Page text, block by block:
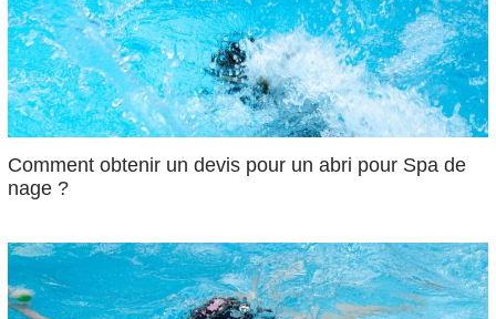
Comment obtenir un devis pour un abri pour Spa de
nage ?